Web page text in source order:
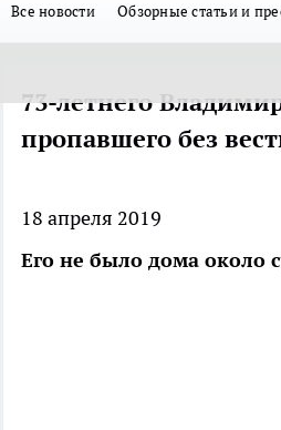
Все новости Обзорные статьи и
73-летнего
пропавшего без
18 апреля 2019
Его не было дома около